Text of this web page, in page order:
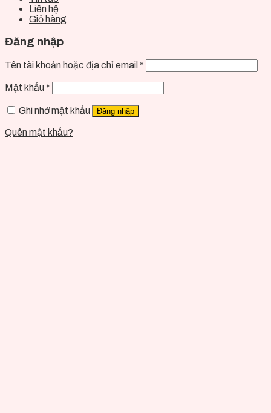
Liên hệ
Giỏ hàng
Đăng nhập
Tên tài khoản hoặc địa chỉ email *
Mật khẩu *
Ghi nhớ mật khẩu Đăng nhập
Quên mật khẩu?